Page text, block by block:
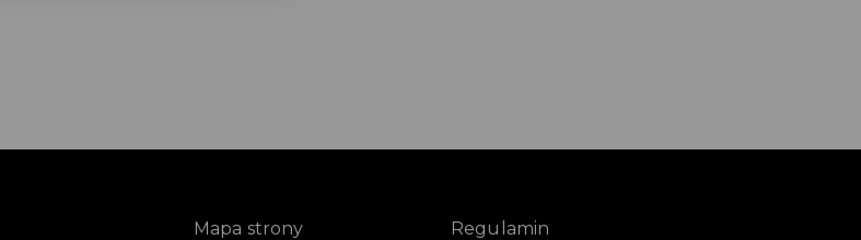
Mapa strony
Regulamin